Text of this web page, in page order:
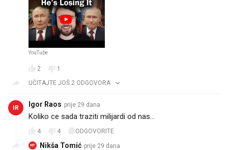
YouTube
2
1
UČITAJTE JOŠ 2 ODGOVORA
IR Igor Raos prije 29 dana
Koliko ce sada traziti milijardi od nas...
4 4 ODGOVORITE
NT Nikša Tomić prije 29 dana